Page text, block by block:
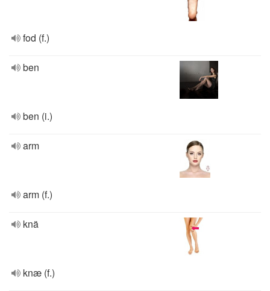
fod (f.)
ben
ben (i.)
arm
arm (f.)
knä
knæ (f.)